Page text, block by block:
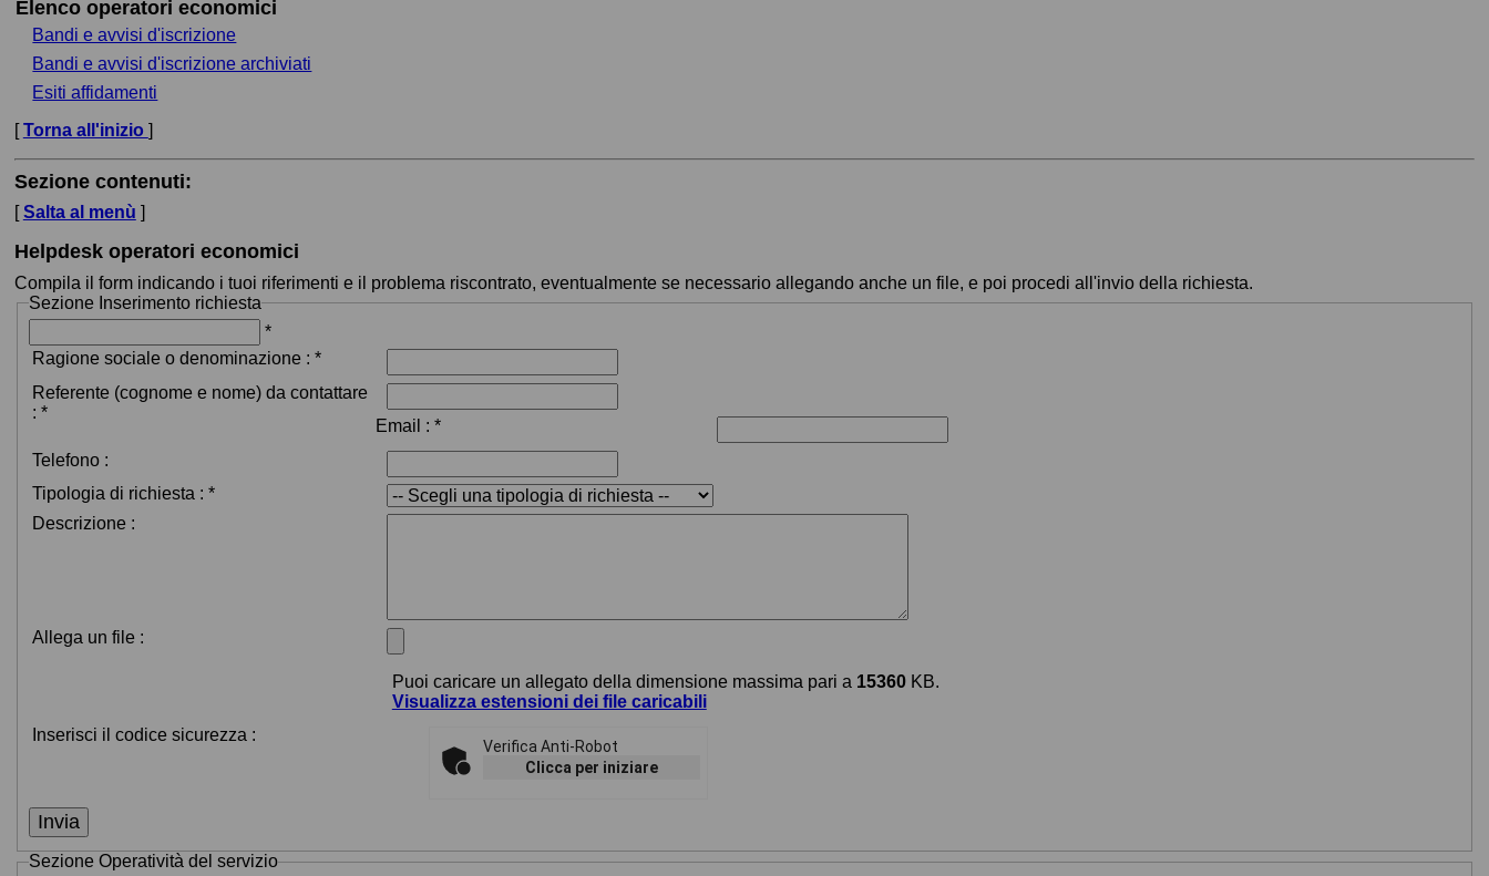
Elenco operatori economici
Bandi e avvisi d'iscrizione
Bandi e avvisi d'iscrizione archiviati
Esiti affidamenti
[Torna all'inizio ]
Sezione contenuti:
[Salta al menù ]
Helpdesk operatori economici
Compila il form indicando i tuoi riferimenti e il problema riscontrato, eventualmente se necessario allegando anche un file, e poi procedi all'invio della richiesta.
Sezione Inserimento richiesta
*
Ragione sociale o denominazione: *
Referente (cognome e nome) da contattare
: *
Email :*
Telefono :
Tipologia di richiesta : *
Descrizione :
Allega un file :
Puoi caricare un allegato della dimensione massima pari a 15360KB.
Visualizza estensioni dei file caricabili
Inserisci il codice sicurezza :
Verifica Anti-Robot
Clicca per iniziare
Sezione Operatività del servizio